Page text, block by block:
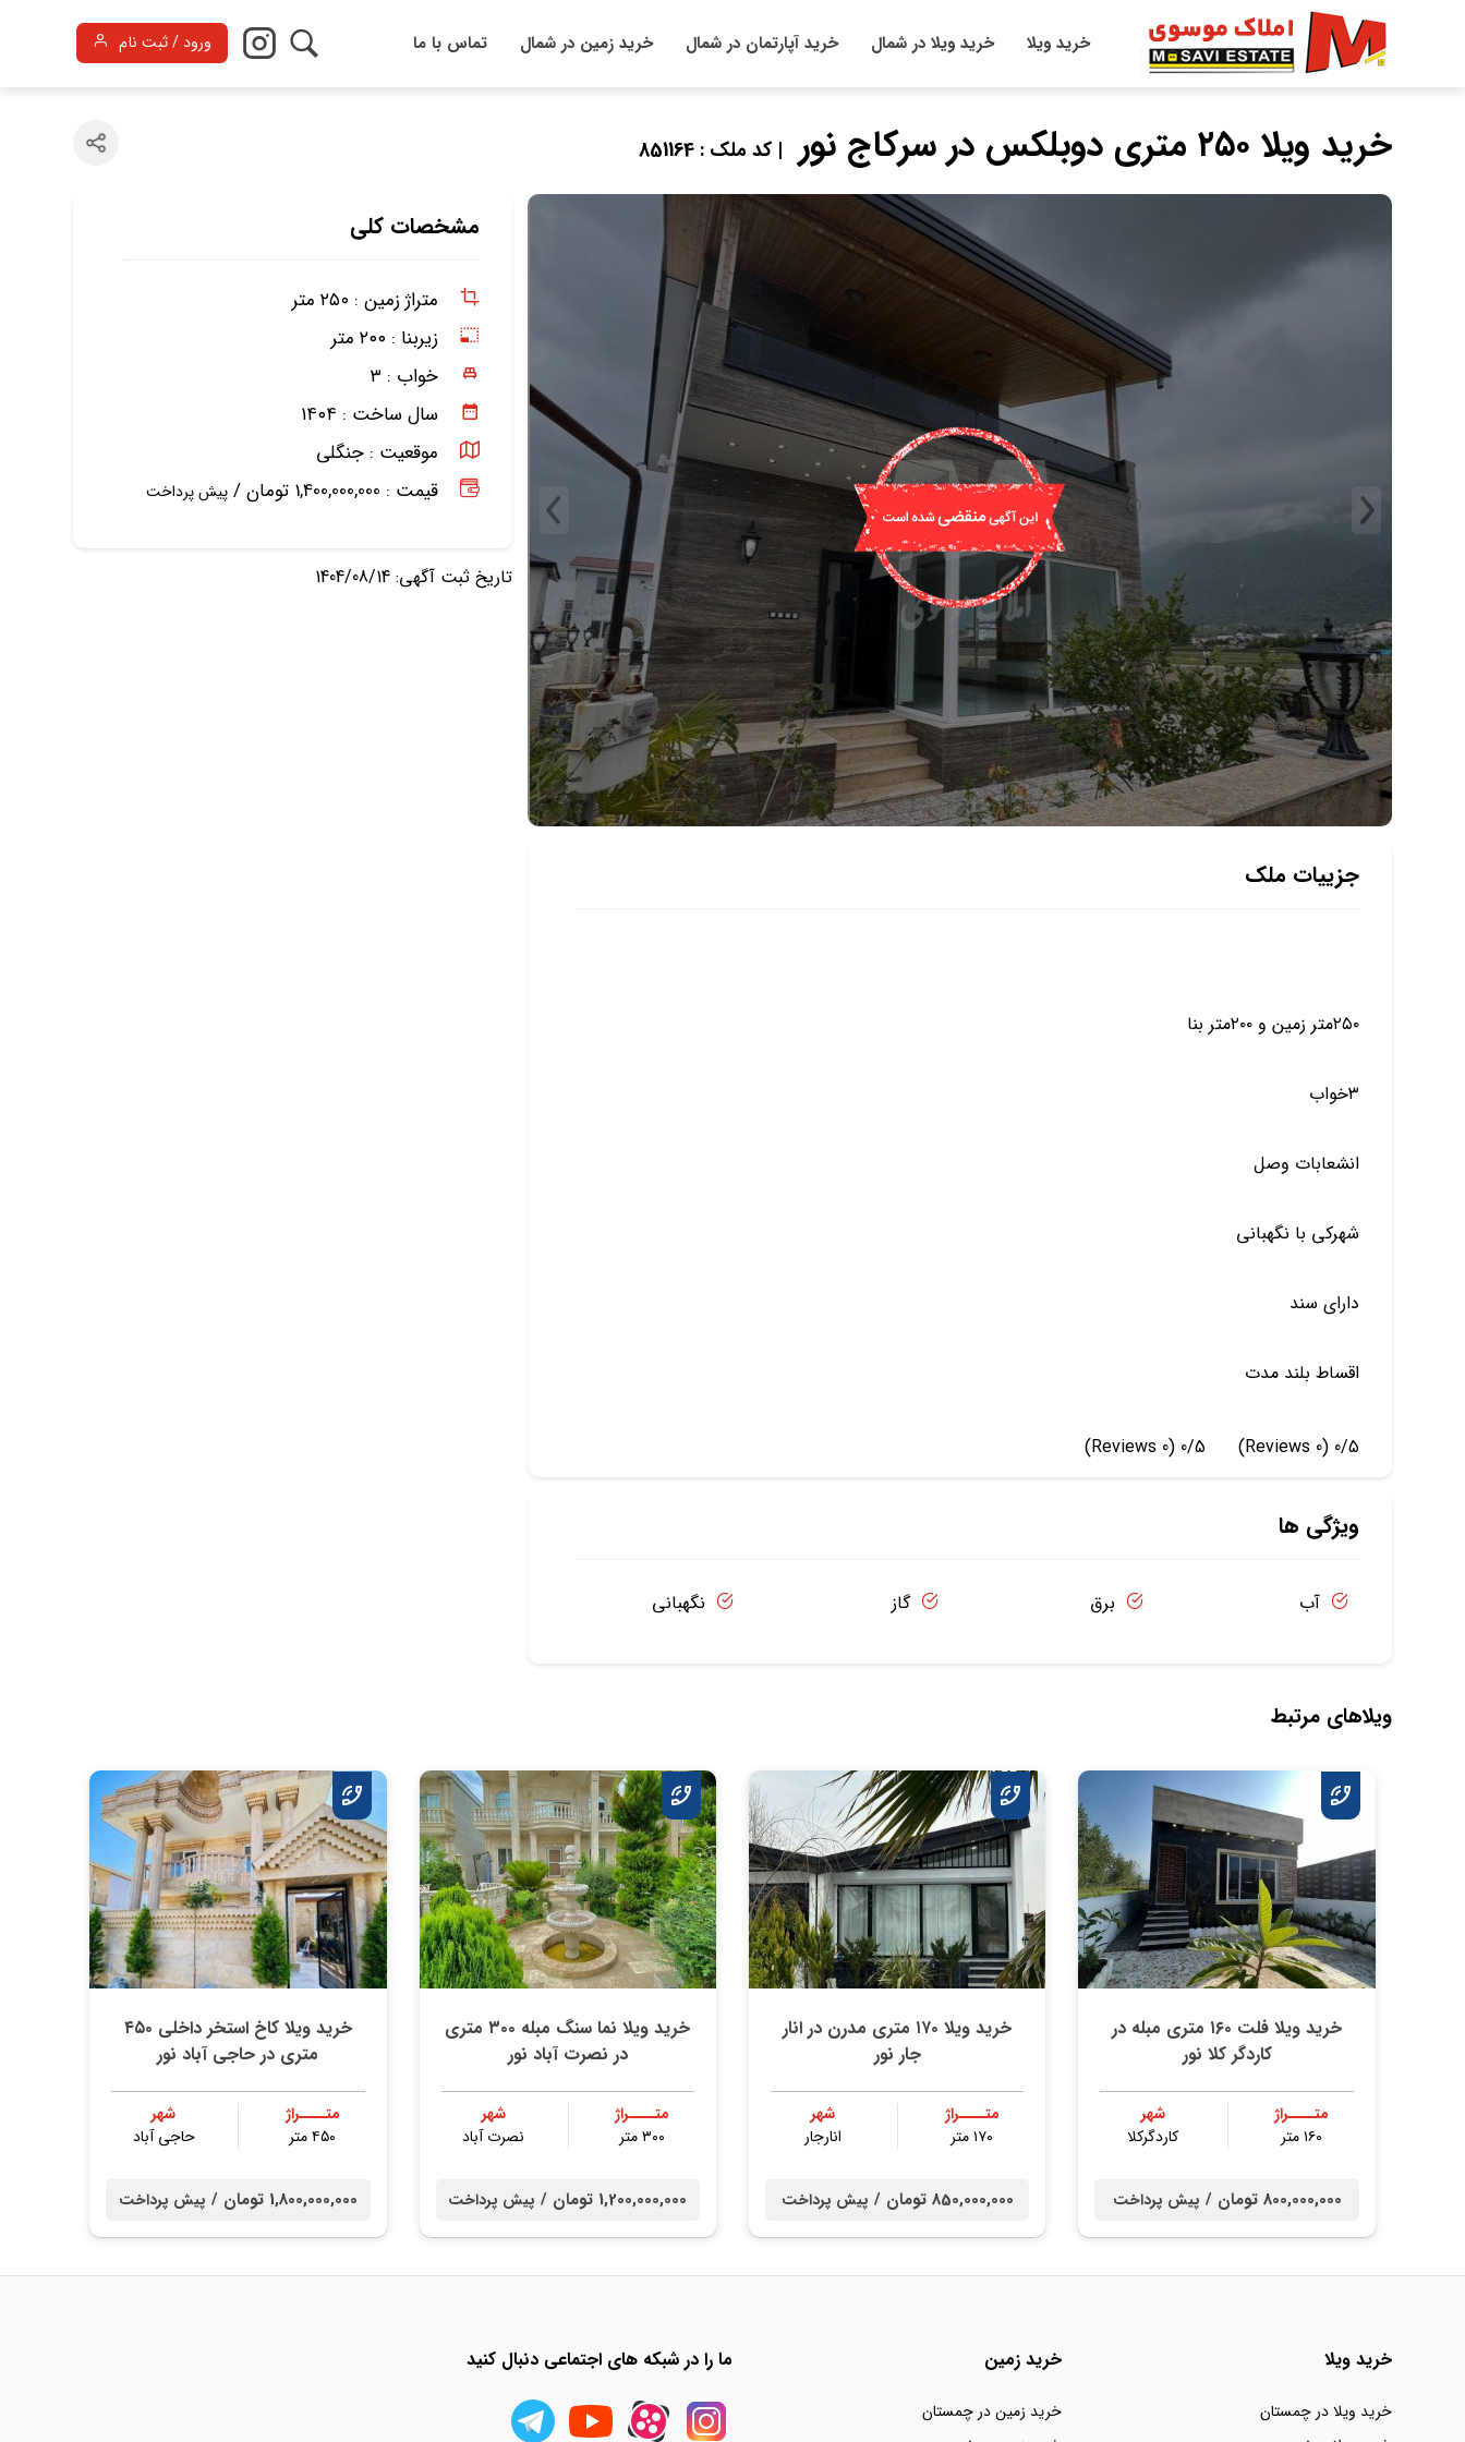
خرید ویلا خرید ویلا در شمال خرید آپارتمان در شمال خرید زمین در شمال تماس با ما ورود / ثبت نام
خرید ویلا ۲۵۰ متری دوبلکس در سرکاج نور | کد ملک : 851164
مشخصات کلی
متراژ زمین : ۲۵۰ متر
زیربنا : ۲۰۰ متر
خواب : ۳
سال ساخت : ۱۴۰۴
موقعیت : جنگلی
قیمت : 1,400,000,000 تومان /
پیش پرداخت
تاریخ ثبت آگهی: 1404/08/14
جزییات ملک
۲۵۰متر زمین و ۲۰۰متر بنا
۳خواب
انشعابات وصل
شهرکی با نگهبانی
دارای سند
اقساط بلند مدت
0/5
(0 Reviews)
0/5
(0 Reviews)
ویژگی ها
آب برق گاز نگهبانی
ویلاهای مرتبط
خرید ویلا فلت ۱۶۰ متری مبله در
کاردگر کلا نور
متــــراژ
۱۶۰ متر
شهر
کاردگرکلا
800,000,000 تومان / پیش پرداخت
خرید ویلا ۱۷۰ متری مدرن در انار
جار نور
متــــراژ
۱۷۰ متر
شهر
انارجار
850,000,000 تومان / پیش پرداخت
خرید ویلا نما سنگ مبله ۳۰۰ متری
در نصرت آباد نور
متــــراژ
۳۰۰ متر
شهر
نصرت آباد
1,200,000,000 تومان / پیش پرداخت
خرید ویلا کاخ استخر داخلی ۴۵۰
متری در حاجی آباد نور
متــــراژ
۴۵۰ متر
شهر
حاجی آباد
1,800,000,000 تومان / پیش پرداخت
خرید ویلا
خرید ویلا در چمستان
خرید زمین
خرید زمین در چمستان
ما را در شبکه های اجتماعی دنبال کنید